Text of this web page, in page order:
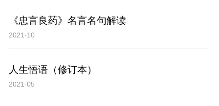
《忠言良药》名言名句解读
2021-10
人生悟语（修订本）
2021-05